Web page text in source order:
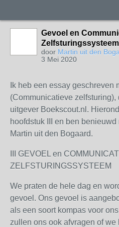
Gevoel en
Zelfsturingssysteem
door Martin uit den
3 Mei 2020
Ik heb een essay geschreven
(Communicatieve zelfsturing),
uitgever Boekscout.nl.
hoofdstuk III en ben
Martin uit den Bogaard.
III GEVOEL en
ZELFSTURINGSSYSTEEM
We praten de hele dag en
gevoel. Ons gevoel is
als een soort kompas voor
zullen ons ook afvragen of